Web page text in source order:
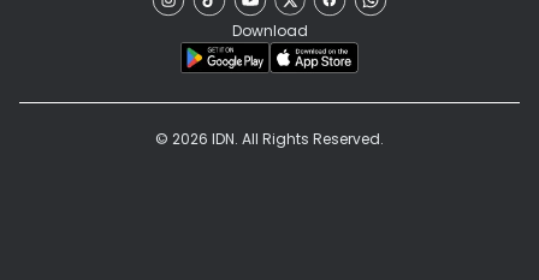
Download
© 2026 IDN. All Rights Reserved.